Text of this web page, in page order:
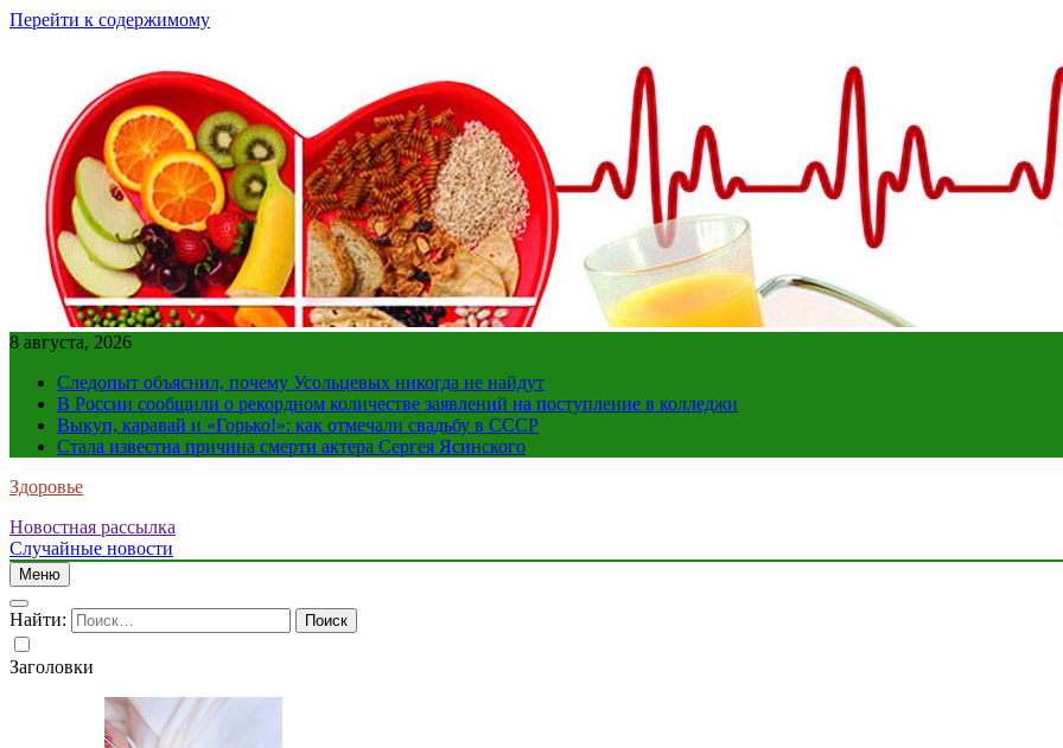
Перейти к содержимому
8 августа, 2026
Следопыт объяснил, почему Усольцевых никогда не найдут
В России сообщили о рекордном количестве заявлений на поступление в колледжи
Выкуп, каравай и «Горько!»: как отмечали свадьбу в СССР
Стала известна причина смерти актера Сергея Ясинского
Здоровье
Новостная рассылка
Случайные новости
Меню
Найти:
Заголовки